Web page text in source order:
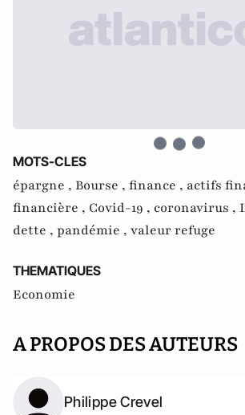
MOTS-CLES
épargne , Bourse , finance , actifs
financière , Covid-19 , coronavirus ,
dette , pandémie , valeur refuge
THEMATIQUES
Economie
A PROPOS DES AUTEURS
Philippe Crevel